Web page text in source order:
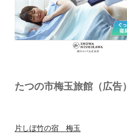
たつの市梅玉旅館（広告）
片しぼ竹の宿 梅玉